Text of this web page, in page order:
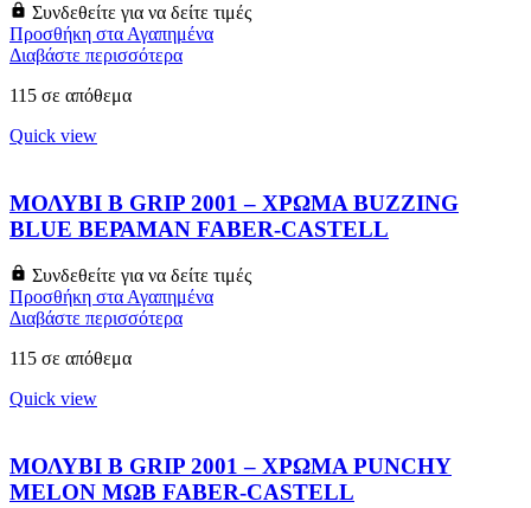
Συνδεθείτε για να δείτε τιμές
Προσθήκη στα Αγαπημένα
Διαβάστε περισσότερα
115 σε απόθεμα
Quick view
ΜΟΛΥΒΙ B GRIP 2001 – ΧΡΩΜΑ BUZZING
BLUE ΒΕΡΑΜΑΝ FABER-CASTELL
Συνδεθείτε για να δείτε τιμές
Προσθήκη στα Αγαπημένα
Διαβάστε περισσότερα
115 σε απόθεμα
Quick view
ΜΟΛΥΒΙ B GRIP 2001 – ΧΡΩΜΑ PUNCHY
MELON ΜΩΒ FABER-CASTELL